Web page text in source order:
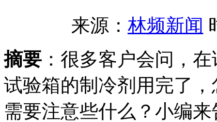
来源： 林频新闻
摘要 ：很多客户会问，
试验箱的制冷剂用完了
需要注意些什么？小编